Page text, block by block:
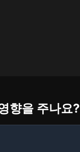
향을 주나요?